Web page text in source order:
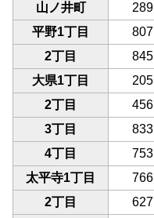
山ノ井町
289
平野1丁目
807
2丁目
845
大県1丁目
205
2丁目
456
3丁目
833
4丁目
753
太平寺1丁目
766
2丁目
627